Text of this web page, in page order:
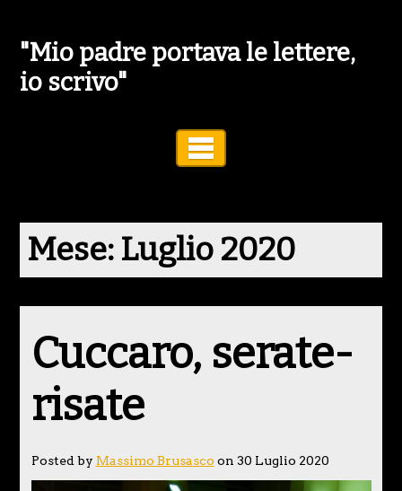
"Mio padre portava le lettere,
io scrivo"
Mese: Luglio 2020
Cuccaro, serate-
risate
Posted by Massimo Brusasco on 30 Luglio 2020